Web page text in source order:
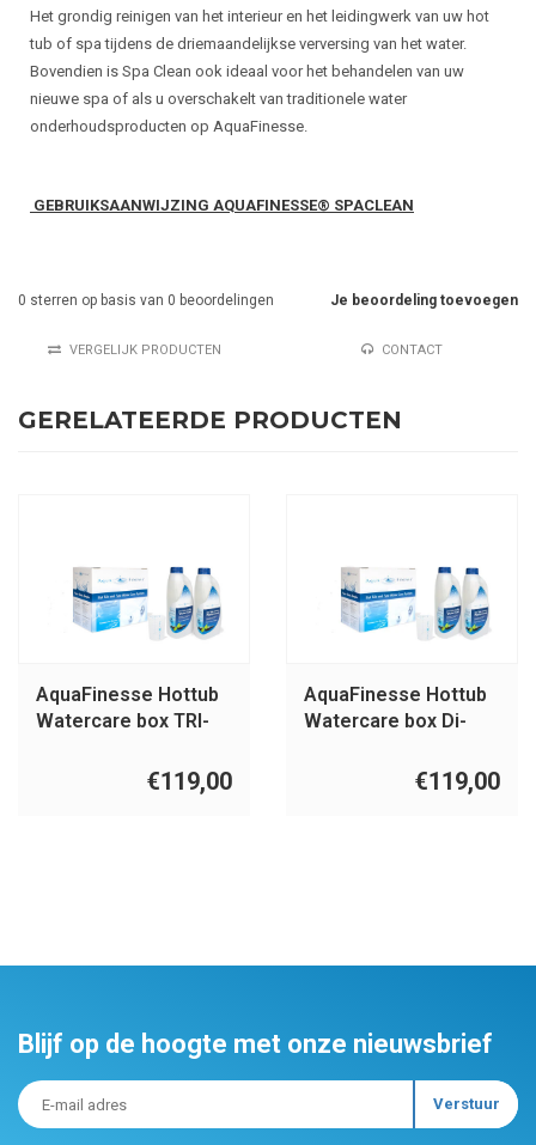
Het grondig reinigen van het interieur en het leidingwerk van uw hot
tub of spa tijdens de driemaandelijkse verversing van het water.
Bovendien is Spa Clean ook ideaal voor het behandelen van uw
nieuwe spa of als u overschakelt van traditionele water
onderhoudsproducten op AquaFinesse.
GEBRUIKSAANWIJZING AQUAFINESSE® SPACLEAN
Je beoordeling toevoegen
0 sterren op basis van 0 beoordelingen
VERGELIJK PRODUCTEN CONTACT
GERELATEERDE PRODUCTEN
AquaFinesse Hottub
Watercare box TRI-
€119,00
AquaFinesse Hottub
Watercare box Di-
€119,00
Blijf op de hoogte met onze nieuwsbrief